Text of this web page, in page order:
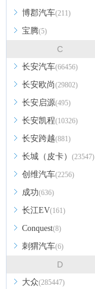
博郡汽车(211)
宝腾(5)
C
长安汽车(66456)
长安欧尚(29802)
长安启源(495)
长安凯程(10326)
长安跨越(881)
长城（皮卡） (23547)
创维汽车(2256)
成功(636)
长江EV(161)
Conquest(8)
刺猬汽车(6)
D
大众(285447)